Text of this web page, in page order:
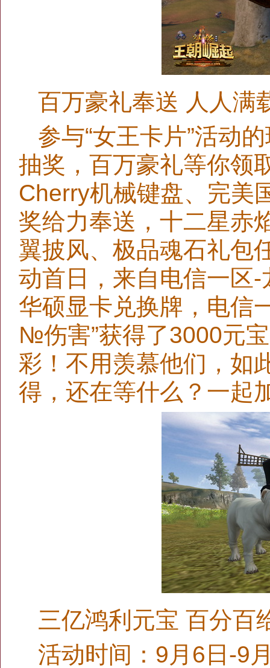
百万豪礼奉送 人人满
参与“女王卡片”活动
抽奖，百万豪礼等你领
Cherry机械键盘、完美
奖给力奉送，十二星赤
翼披风、极品魂石礼包
动首日，来自电信一区-
华硕显卡兑换牌，电信
№伤害”获得了3000元
彩！不用羡慕他们，如
得，还在等什么？一起
三亿鸿利元宝 百分百
活动时间：9月6日-9